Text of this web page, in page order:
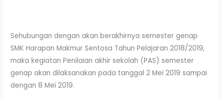
Sehubungan dengan akan berakhirnya semester genap
SMK Harapan Makmur Sentosa Tahun Pelajaran 2018/2019,
maka kegiatan Penilaian akhir sekolah (PAS) semester
genap akan dilaksanakan pada tanggal 2 Mei 2019 sampai
dengan 8 Mei 2019.